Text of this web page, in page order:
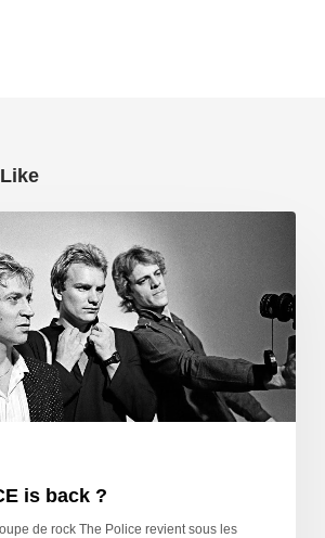
is back ?
de rock The Police revient sous les